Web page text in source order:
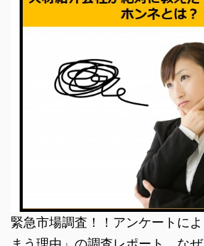
緊急市場調査！！アンケートに